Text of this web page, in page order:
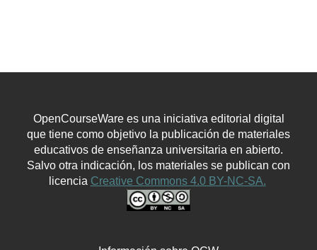
OpenCourseWare es una iniciativa editorial digital
que tiene como objetivo la publicación de materiales
educativos de enseñanza universitaria en abierto.
Salvo otra indicación, los materiales se publican con
licencia Creative Commons 4.0 BY-NC-SA.